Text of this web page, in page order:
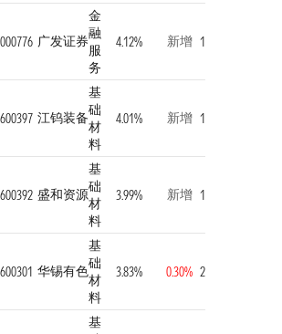
000776 广发证券
金
融
服
务
4.12% 新增 1
600397 江钨装备
基
础
材
料
4.01% 新增 1
600392 盛和资源
基
础
材
料
3.99% 新增 1
600301 华锡有色
基
础
材
料
3.83% 0.30% 2
基